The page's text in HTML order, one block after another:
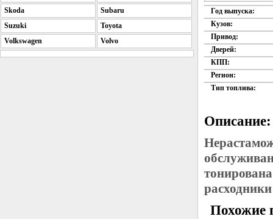
Год выпуска:
Кузов:
Привод:
Дверей:
КПП:
Регион:
Тип топлива:
Описание:
Похожие
Skoda
Subaru
Suzuki
Toyota
Volkswagen
Volvo